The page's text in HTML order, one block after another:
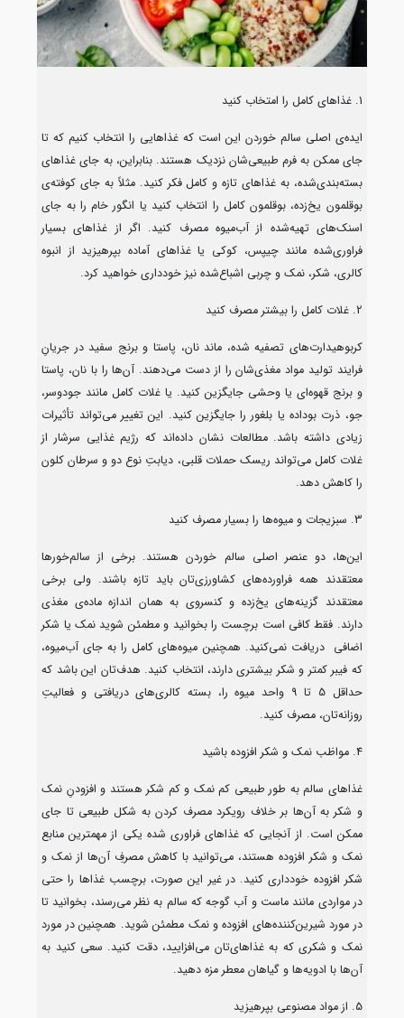
1. غذاهای کامل را امتخاب کنید
ایده‌ی اصلی سالم خوردن این است که غذاهایی را انتخاب کنیم که تا
جای ممکن به فرم طبیعی‌شان نزدیک هستند. بنابراین، به جای غذاهای
بسته‌بندی‌شده، به غذاهای تازه و کامل فکر کنید. مثلاً به جای کوفته‌ی
بوقلمون یخ‌زده، بوقلمون کامل را انتخاب کنید یا انگور خام را به جای
اسنک‌های تهیه‌شده از آب‌میوه مصرف کنید. اگر از غذاهای بسیار
فراوری‌شده مانند چیپس، کوکی یا غذاهای آماده بپرهیزید از انبوه
کالری، شکر، نمک و چربی اشباع‌شده نیز خودداری خواهید کرد.
2. غلات کامل را بیشتر مصرف کنید
کربوهیدارت‌های تصفیه شده، ماند نان، پاستا و برنج سفید در جریانِ
فرایند تولید مواد مغذی‌شان را از دست می‌دهند. آن‌ها را با نان، پاستا
و برنج قهوه‌ای یا وحشی جایگزین کنید. یا غلات کامل مانند جودوسر،
جو، ذرت بوداده یا بلغور را جایگزین کنید. این تغییر می‌تواند تأثیرات
زیادی داشته باشد. مطالعات نشان داده‌اند که رژیم غذایی سرشار از
غلات کامل می‌تواند ریسک حملات قلبی، دیابتِ نوع دو و سرطان کلون
را کاهش دهد.
3. سبزیجات و میوه‌ها را بسیار مصرف کنید
این‌ها، دو عنصر اصلی سالم خوردن هستند. برخی از سالم‌خورها
معتقدند همه فراورده‌های کشاورزی‌تان باید تازه باشند. ولی برخی
معتقدند گزینه‌های یخ‌زده و کنسروی به همان اندازه ماده‌ی مغذی
دارند. فقط کافی است برچست را بخوانید و مطمئن شوید نمک یا شکر
اضافی دریافت نمی‌کنید. همچنین میوه‌های کامل را به جای آب‌میوه،
که فیبر کمتر و شکر بیشتری دارند، انتخاب کنید. هدف‌تان این باشد که
حداقل 5 تا 9 واحد میوه را، بسته کالری‌های دریافتی و فعالیتِ
روزانه‌تان، مصرف کنید.
4. مواظب نمک و شکر افزوده باشید
غذاهای سالم به طور طبیعی کم نمک و کم شکر هستند و افزودنِ نمک
و شکر به آن‌ها بر خلاف رویکرد مصرف کردن به شکل طبیعی تا جای
ممکن است. از آنجایی که غذاهای فراوری شده یکی از مهمترین منابع
نمک و شکر افزوده هستند، می‌توانید با کاهش مصرفِ آن‌ها از نمک و
شکر افزوده خودداری کنید. در غیر این صورت، برچسب غذاها را حتی
در مواردی مانند ماست و آب گوجه که سالم به نظر می‌رسند، بخوانید تا
در مورد شیرین‌کننده‌های افزوده و نمک مطمئن شوید. همچنین در مورد
نمک و شکری که به غذاهای‌تان می‌افزایید، دقت کنید. سعی کنید به
آن‌ها با ادویه‌ها و گیاهان معطر مزه دهید.
5. از مواد مصنوعی بپرهیزید